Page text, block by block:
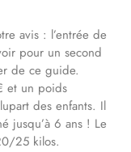
avis : l’entrée de
pour un second
de ce guide.
et un poids
des enfants. Il
jusqu’à 6 ans ! Le
25 kilos.